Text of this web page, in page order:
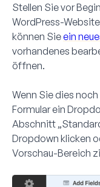
Stellen Sie vor
WordPress-Website
können Sieein
vorhandenes
öffnen.
Wenn Sie dies
Formular ein
Abschnitt
Dropdown klicken
Vorschau-Bereich